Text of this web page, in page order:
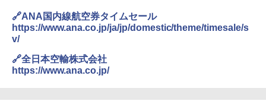
テント ワンタッチ RENEW 幅200 2-3人用 43
500002(88859)
[キャンパーズコレクション 山善] 傘みたいに
BUNDOK(バンドック)ソロ ドーム 1 EX BDK
-08EX カーキ ソロキャンプ ポリエステル フ
レーム ドーム型 テント
￥-
🔗ANA国内線航空券タイムセール
https://www.ana.co.jp/ja/jp/domestic/theme/timesale/s
v/
🔗全日本空輸株式会社
https://www.ana.co.jp/